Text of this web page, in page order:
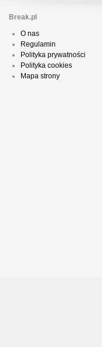
Break.pl
O nas
Regulamin
Polityka prywatności
Polityka cookies
Mapa strony